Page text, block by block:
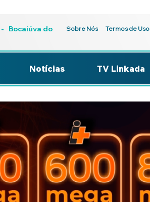
- Bocaiúva do
Sobre Nós Termos de Uso
Notícias TV Linkada